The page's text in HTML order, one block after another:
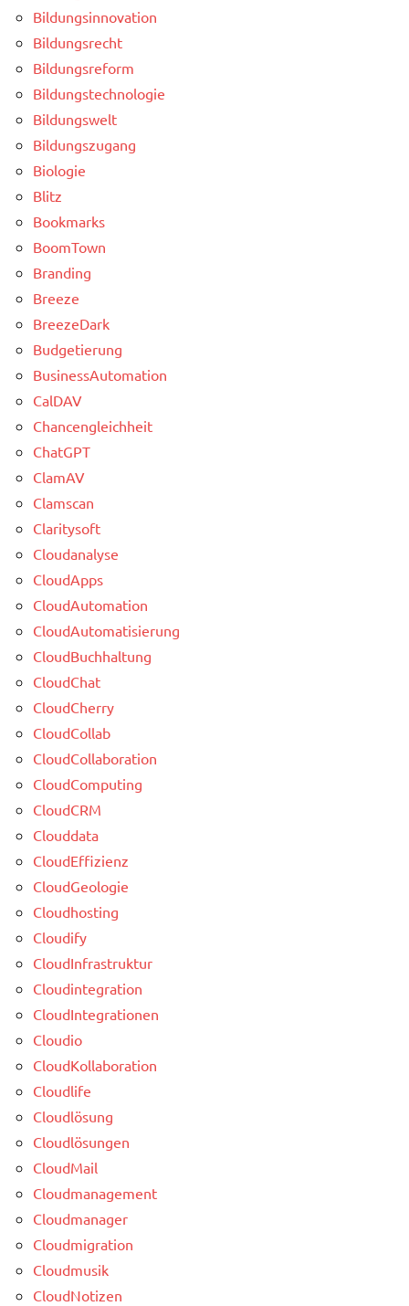
Bildungsinnovation
Bildungsrecht
Bildungsreform
Bildungstechnologie
Bildungswelt
Bildungszugang
Biologie
Blitz
Bookmarks
BoomTown
Branding
Breeze
BreezeDark
Budgetierung
BusinessAutomation
CalDAV
Chancengleichheit
ChatGPT
ClamAV
Clamscan
Claritysoft
Cloudanalyse
CloudApps
CloudAutomation
CloudAutomatisierung
CloudBuchhaltung
CloudChat
CloudCherry
CloudCollab
CloudCollaboration
CloudComputing
CloudCRM
Clouddata
CloudEffizienz
CloudGeologie
Cloudhosting
Cloudify
CloudInfrastruktur
Cloudintegration
CloudIntegrationen
Cloudio
CloudKollaboration
Cloudlife
Cloudlösung
Cloudlösungen
CloudMail
Cloudmanagement
Cloudmanager
Cloudmigration
Cloudmusik
CloudNotizen